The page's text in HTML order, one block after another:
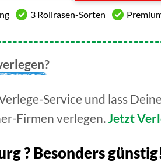
3 Rollrasen-Sorten
Service und lass
Firmen verlegen. Jetzt
? Besonders